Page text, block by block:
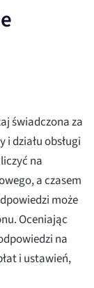
świadczona za
działu obsługi
na
a czasem
może
Oceniając
na
i ustawień,